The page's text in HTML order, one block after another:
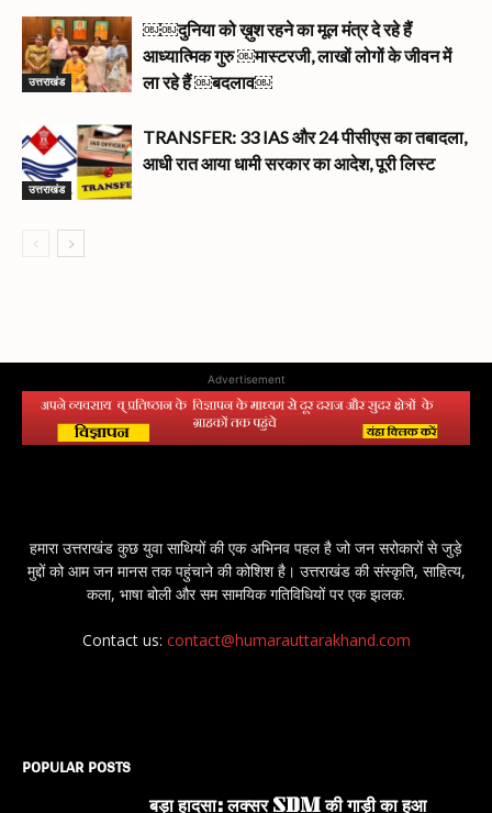
उत्तराखंड
￼￼दुनिया को ख़ुश रहने का मूल मंत्र दे रहे हैं
आध्यात्मिक गुरु ￼मास्टरजी, लाखों लोगों के जीवन में
ला रहे हैं ￼बदलाव￼
उत्तराखंड
TRANSFER: 33 IAS और 24 पीसीएस का तबादला,
आधी रात आया धामी सरकार का आदेश, पूरी लिस्ट
Advertisement
हमारा उत्तराखंड कुछ युवा साथियों की एक अभिनव पहल है जो जन सरोकारों से जुड़े
मुद्दों को आम जन मानस तक पहुंचाने की कोशिश है। उत्तराखंड की संस्कृति, साहित्य,
कला, भाषा बोली और सम सामयिक गतिविधियों पर एक झलक.
Contact us: contact@humarauttarakhand.com
POPULAR POSTS